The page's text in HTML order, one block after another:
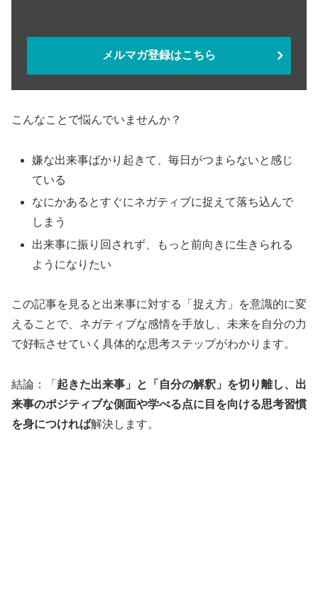
メルマガ登録はこちら
こんなことで悩んでいませんか？
嫌な出来事ばかり起きて、毎日がつまらないと感じ
ている
なにかあるとすぐにネガティブに捉えて落ち込んで
しまう
出来事に振り回されず、もっと前向きに生きられる
ようになりたい
この記事を見ると出来事に対する「捉え方」を意識的に変
えることで、ネガティブな感情を手放し、未来を自分の力
で好転させていく具体的な思考ステップがわかります。
結論：「 起きた出来事」と「自分の解釈」を切り離し、出
来事のポジティブな側面や学べる点に目を向ける思考習慣
を身につければ解決します。